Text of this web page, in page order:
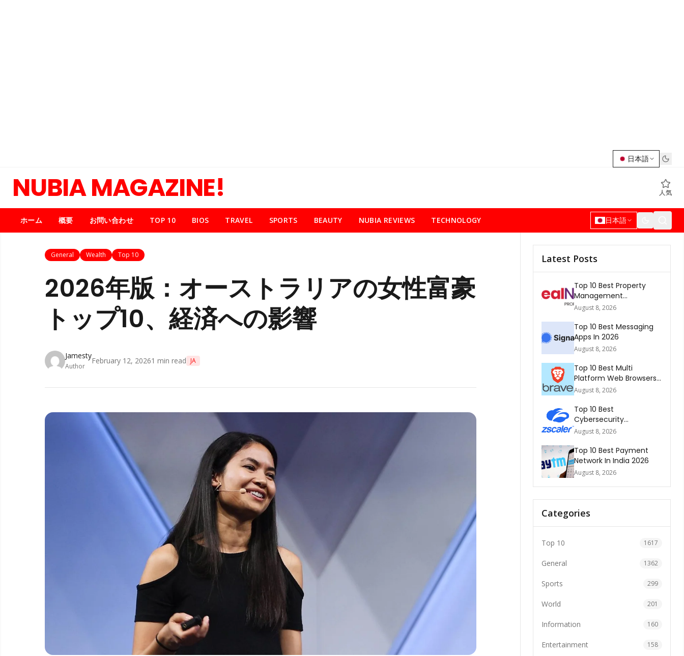
日本語
NUBIA MAGAZINE! 人気
ホーム 概要 お問い合わせ TOP 10 BIOS TRAVEL SPORTS BEAUTY NUBIA REVIEWS TECHNOLOGY 日本語
General Wealth Top 10
2026年版：オーストラリアの女性富豪
トップ10、経済への影響
Jamesty
Author
February 12, 20261 min read JA
Latest Posts
Top 10 Best Property
Management
Companies In South
August 8, 2026
Top 10 Best Messaging
Apps In 2026
August 8, 2026
Top 10 Best Multi
Platform Web Browsers
In The world 2026
August 8, 2026
Top 10 Best
Cybersecurity
Companies In America
August 8, 2026
Top 10 Best Payment
Network In India 2026
August 8, 2026
Categories
Top 10 1617
General 1362
Sports 299
World 201
Information 160
Entertainment 158